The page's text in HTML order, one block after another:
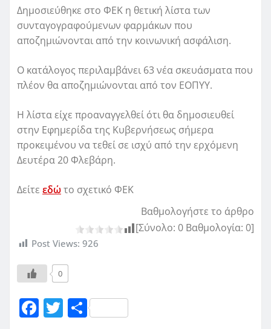
Δημοσιεύθηκε στο ΦΕΚ η θετική λίστα των
συνταγογραφούμενων φαρμάκων που
αποζημιώνονται από την κοινωνική ασφάλιση.
Ο κατάλογος περιλαμβάνει 63 νέα σκευάσματα που
πλέον θα αποζημιώνονται από τον ΕΟΠΥΥ.
Η λίστα είχε προαναγγελθεί ότι θα δημοσιευθεί
στην Εφημερίδα της Κυβερνήσεως σήμερα
προκειμένου να τεθεί σε ισχύ από την ερχόμενη
Δευτέρα 20 Φλεβάρη.
Δείτε εδώτο σχετικό ΦΕΚ
Βαθμολογήστε το άρθρο
[Σύνολο: 0 Βαθμολογία: 0]
Post Views: 926
0
F T Μ